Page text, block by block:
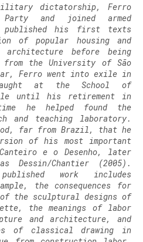
dictatorship, Ferro
and joined armed
published his first texts
of popular housing and
architecture before being
from the University of São
Ferro went into exile in
at the School of
until his retirement in
he helped found the
and teaching laboratory.
far from Brazil, that he
of his most important
e o Desenho, later
Dessin/Chantier (2005).
work includes
the consequences for
the sculptural designs of
the meanings of labor
and architecture, and
of classical drawing in